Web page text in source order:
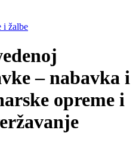
i žalbe
– nabavka i
opreme i